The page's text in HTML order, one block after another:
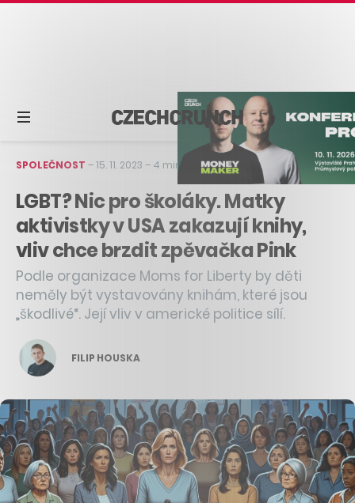
SPOLEČNOST –15. 11. 2023 – 4 min čtení
LGBT? Nic pro školáky. Matky
aktivistky v USA zakazují knihy,
vliv chce brzdit zpěvačka Pink
Podle organizace Moms for Liberty by děti
neměly být vystavovány knihám, které jsou
„škodlivé“. Její vliv v americké politice sílí.
FILIP HOUSKA